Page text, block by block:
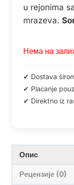
u rejonima
mrazeva.
Нема на
Опис
Рецензије (0)